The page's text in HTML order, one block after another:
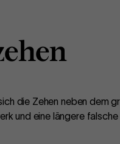
die Zehen neben dem
und eine längere